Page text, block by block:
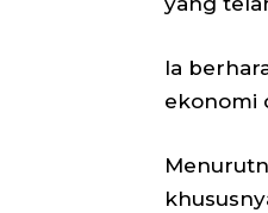
Ia
ekonomi